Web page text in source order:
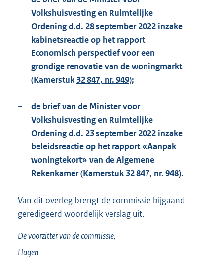
Volkshuisvesting en Ruimtelijke
Ordening d.d. 28 september 2022 inzake
kabinetsreactie op het rapport
Economisch perspectief voor een
grondige renovatie van de woningmarkt
(Kamerstuk 32 847, nr. 949);
−
de brief van de Minister voor
Volkshuisvesting en Ruimtelijke
Ordening d.d. 23 september 2022 inzake
beleidsreactie op het rapport «Aanpak
woningtekort» van de Algemene
Rekenkamer (Kamerstuk 32 847, nr. 948).
Van dit overleg brengt de commissie bijgaand
geredigeerd woordelijk verslag uit.
De voorzitter van de commissie,
Hagen